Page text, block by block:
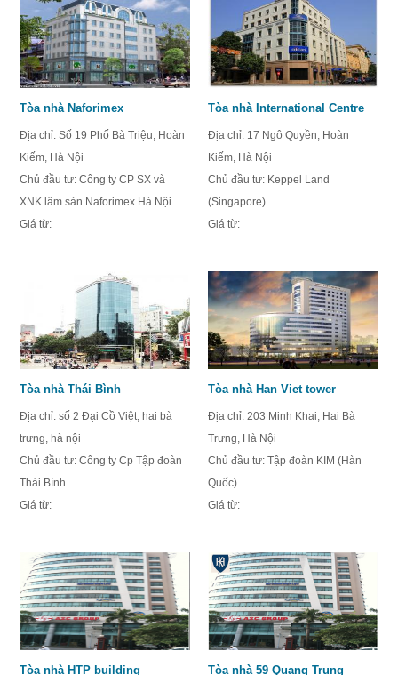
Tòa nhà Naforimex
Địa chỉ: Số 19 Phố Bà Triệu, Hoàn
Kiếm, Hà Nội
Chủ đầu tư: Công ty CP SX và
XNK lâm sản Naforimex Hà Nội
Giá từ:
Tòa nhà International Centre
Địa chỉ: 17 Ngô Quyền, Hoàn
Kiếm, Hà Nội
Chủ đầu tư: Keppel Land
(Singapore)
Giá từ:
Tòa nhà Thái Bình
Địa chỉ: số 2 Đại Cồ Việt, hai bà
trưng, hà nội
Chủ đầu tư: Công ty Cp Tập đoàn
Thái Bình
Giá từ:
Tòa nhà Han Viet tower
Địa chỉ: 203 Minh Khai, Hai Bà
Trưng, Hà Nội
Chủ đầu tư: Tập đoàn KIM (Hàn
Quốc)
Giá từ:
Tòa nhà HTP building Tòa nhà 59 Quang Trung